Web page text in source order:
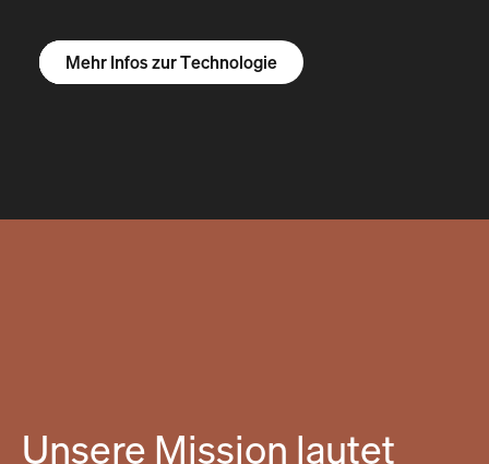
Mehr Infos zum R1S
Mehr Infos zum R1T
Mehr Infos zu Vans
Mehr Infos zur Technologie
Unsere Mission lautet